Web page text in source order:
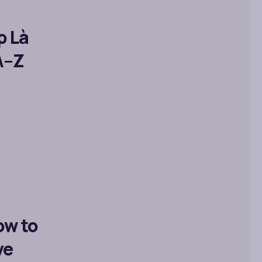
Là
to